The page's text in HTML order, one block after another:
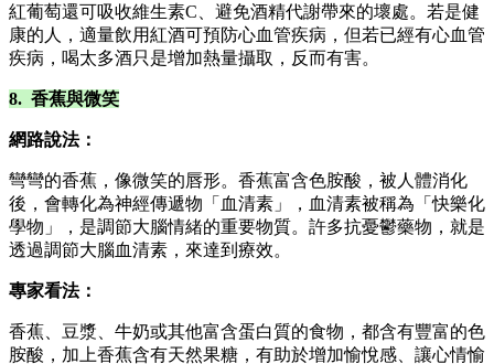
紅葡萄還可吸收維生素C、避免酒精代謝帶來的壞處。若是健
康的人，適量飲用紅酒可預防心血管疾病，但若已經有心血管
疾病，喝太多酒只是增加熱量攝取，反而有害。
8. 香蕉與微笑
網路說法：
彎彎的香蕉，像微笑的唇形。香蕉富含色胺酸，被人體消化
後，會轉化為神經傳遞物「血清素」，血清素被稱為「快樂化
學物」，是調節大腦情緒的重要物質。許多抗憂鬱藥物，就是
透過調節大腦血清素，來達到療效。
專家看法：
香蕉、豆漿、牛奶或其他富含蛋白質的食物，都含有豐富的色
胺酸，加上香蕉含有天然果糖，有助於增加愉悅感、讓心情愉